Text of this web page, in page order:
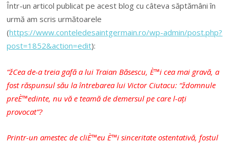
Într-un articol publicat pe acest blog cu câteva săptămâni în
urmă am scris următoarele
(https://www.conteledesaintgermain.ro/wp-admin/post.php?
post=1852&action=edit):
“žCea de-a treia gafă a lui Traian Băsescu, È™i cea mai gravă, a
fost răspunsul său la întrebarea lui Victor Ciutacu: “ždomnule
preÈ™edinte, nu vă e teamă de demersul pe care l-ați
provocat”?
Printr-un amestec de cliÈ™eu È™i sinceritate ostentativă, fostul